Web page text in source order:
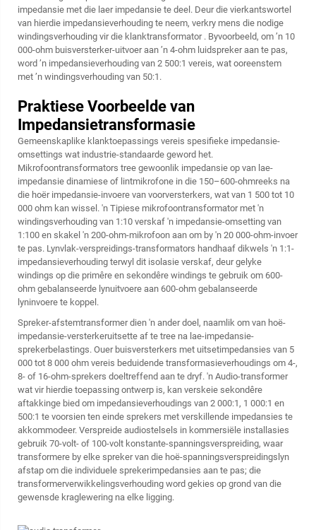
impedansie met die laer impedansie te deel. Deur die vierkantswortel
van hierdie impedansieverhouding te neem, verkry mens die nodige
windingsverhouding vir die klanktransformator . Byvoorbeeld, om ’n 10
000-ohm buisversterker-uitvoer aan ’n 4-ohm luidspreker aan te pas,
word ’n impedansieverhouding van 2 500:1 vereis, wat ooreenstem
met ’n windingsverhouding van 50:1.
Praktiese Voorbeelde van
Impedansietransformasie
Gemeenskaplike klanktoepassings vereis spesifieke impedansie-
omsettings wat industrie-standaarde geword het.
Mikrofoontransformators tree gewoonlik impedansie op van lae-
impedansie dinamiese of lintmikrofone in die 150–600-ohmreeks na
die hoër impedansie-invoere van voorversterkers, wat van 1 500 tot 10
000 ohm kan wissel. 'n Tipiese mikrofoontransformator met 'n
windingsverhouding van 1:10 verskaf 'n impedansie-omsetting van
1:100 en skakel 'n 200-ohm-mikrofoon aan om by 'n 20 000-ohm-invoer
te pas. Lynvlak-verspreidings-transformators handhaaf dikwels 'n 1:1-
impedansieverhouding terwyl dit isolasie verskaf, deur gelyke
windings op die primêre en sekondêre windings te gebruik om 600-
ohm gebalanseerde lynuitvoere aan 600-ohm gebalanseerde
lyninvoere te koppel.
Spreker-afstemtransformer dien 'n ander doel, naamlik om van hoë-
impedansie-versterkeruitsette af te tree na lae-impedansie-
sprekerbelastings. Ouer buisversterkers met uitsetimpedansies van 5
000 tot 8 000 ohm vereis beduidende transformasieverhoudings om 4-,
8- of 16-ohm-sprekers doeltreffend aan te dryf. 'n Audio-transformer
wat vir hierdie toepassing ontwerp is, kan verskeie sekondêre
aftakkinge bied om impedansieverhoudings van 2 000:1, 1 000:1 en
500:1 te voorsien ten einde sprekers met verskillende impedansies te
akkommodeer. Verspreide audiostelsels in kommersiële installasies
gebruik 70-volt- of 100-volt konstante-spanningsverspreiding, waar
transformere by elke spreker van die hoë-spanningsverspreidingslyn
afstap om die individuele sprekerimpedansies aan te pas; die
transformerverwikkelingsverhouding word gekies op grond van die
gewensde kraglewering na elke ligging.